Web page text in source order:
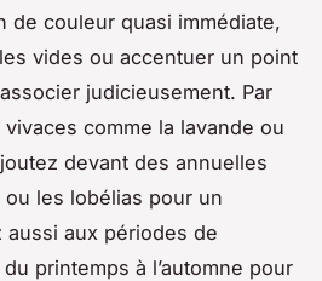
de couleur quasi immédiate,
vides ou accentuer un point
judicieusement. Par
comme la lavande ou
devant des annuelles
les lobélias pour un
aux périodes de
printemps à l’automne pour